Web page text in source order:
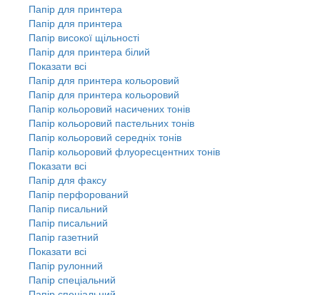
Папір для принтера
Папір для принтера
Папір високої щільності
Папір для принтера білий
Показати всі
Папір для принтера кольоровий
Папір для принтера кольоровий
Папір кольоровий насичених тонів
Папір кольоровий пастельних тонів
Папір кольоровий середніх тонів
Папір кольоровий флуоресцентних тонів
Показати всі
Папір для факсу
Папір перфорований
Папір писальний
Папір писальний
Папір газетний
Показати всі
Папір рулонний
Папір спеціальний